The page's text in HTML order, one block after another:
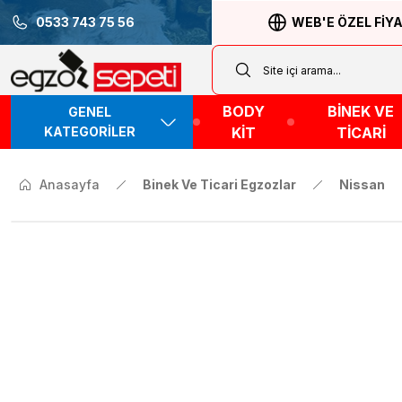
0533 743 75 56 WEB'E ÖZEL
GENEL
KATEGORİLER
BODY
KİT
BİNEK VE
TİCARİ
Anasayfa Binek Ve Ticari Egzozlar Nissan